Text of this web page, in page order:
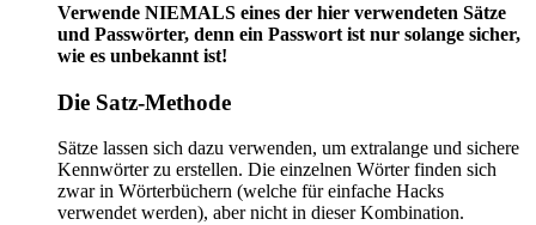
Verwende NIEMALS eines der hier verwendeten Sätze
und Passwörter, denn ein Passwort ist nur solange sicher,
wie es unbekannt ist!
Die Satz-Methode
Sätze lassen sich dazu verwenden, um extralange und sichere
Kennwörter zu erstellen. Die einzelnen Wörter finden sich
zwar in Wörterbüchern (welche für einfache Hacks
verwendet werden), aber nicht in dieser Kombination.